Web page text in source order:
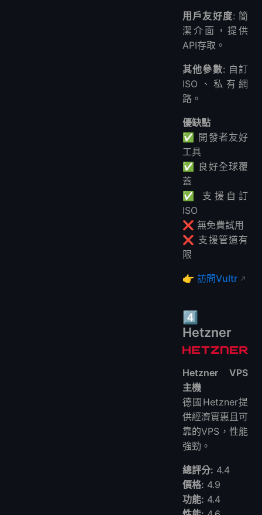
用戶友好度: 簡
潔介面，提供
API存取。
其他參數: 自訂
ISO、私有網
路。
優缺點
✅ 開發者友好
工具
✅ 良好全球覆
蓋
✅ 支援自訂
ISO
❌ 無免費試用
❌ 支援管道有
限
👉 訪問Vultr
4️⃣
Hetzner
Hetzner VPS
主機
德國Hetzner提
供經濟實惠且可
靠的VPS，性能
強勁。
總評分: 4.4
價格: 4.9
功能: 4.4